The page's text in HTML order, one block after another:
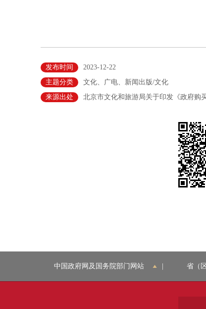
发布时间
2023-12-22
主题分类
文化、广电、新闻出版/文化
来源出处
北京市文化和旅游局关于印发《政府购
中国政府网及国务院部门网站 省（